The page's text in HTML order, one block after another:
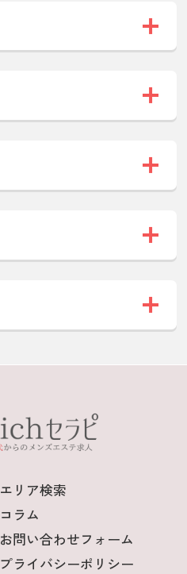
エリア検索
コラム
お問い合わせフォーム
プライバシーポリシー